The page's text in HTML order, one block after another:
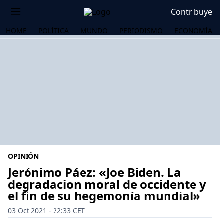
Contribuye
HOME POLÍTICA MUNDO PERIODISMO ECONOMÍA
OPINIÓN
Jerónimo Páez: «Joe Biden. La
degradacion moral de occidente y
el fin de su hegemonía mundial»
03 Oct 2021 - 22:33 CET